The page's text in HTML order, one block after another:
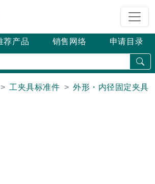
荐产品 销售网络 申请目录
工夹具标准件
外形・内径固定夹具